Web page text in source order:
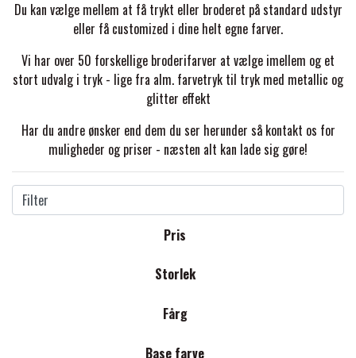
DÆKKENER & TILBEHØR
BANDAGER & BENBESKYTTELSE
PLEJE & STALD
TILSKUD & VITAMINER
LONGERING
PONY & SHETTY
JAKKER & VESTE
SKO & STØVLER
PISKE & SPORER
HANDSKER
STRIGLEKASSER & STALDSKABE
SÅRPLEJE & STALDAPOTEK
SHAMPOO & SHINER
HOVPLEJE
LÆDER & UDSTYRSPLEJE
KLIPPEMASKINER & STØVSUGERE
TRAV
SEJRSDÆKKENER
TRAVUDSTYR MED NAVN
TRAV
SELER & TILBEHØR
HOVEDLAG & TILBEHØR
GAMSCHER & BANDAGER
KRAFFT FODER
PREMIER EQUINE
PREMIER EQUINE REGN - &
OVERGANGSDÆKKEN
PREMIER EQUINE VINTERDÆKKEN
PREMIER EQUINE STALDDÆKKEN
VARUMÄRKEN
ANIMALINTEX®
Du kan vælge mellem at få trykt eller broderet på standard udstyr
eller få customized i dine helt egne farver.
Vi har over 50 forskellige broderifarver at vælge imellem og et
stort udvalg i tryk - lige fra alm. farvetryk til tryk med metallic og
glitter effekt
Har du andre ønsker end dem du ser herunder så kontakt os for
muligheder og priser - næsten alt kan lade sig gøre!
Filter
Pris
Storlek
Fårg
Base farve